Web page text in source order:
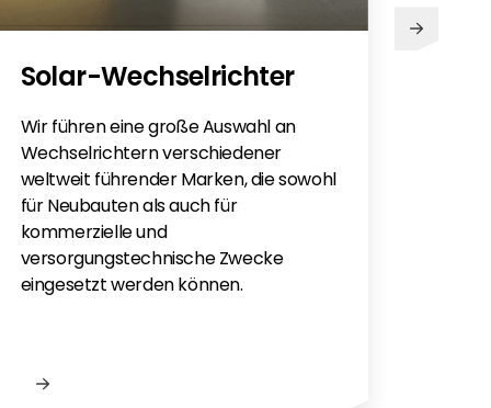
Solar-Wechselrichter
Wir führen eine große Auswahl an
Wechselrichtern verschiedener
weltweit führender Marken, die sowohl
für Neubauten als auch für
kommerzielle und
versorgungstechnische Zwecke
eingesetzt werden können.